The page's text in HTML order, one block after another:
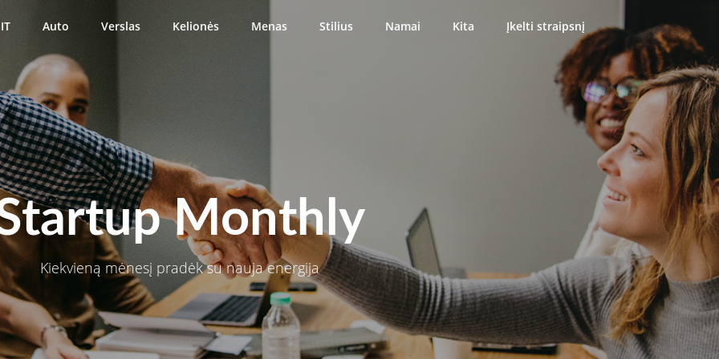
IT Auto Verslas Kelionės Menas Stilius Namai Kita Įkelti straipsnį
Monthly
Kiekvieną mėnesį pradėk su nauja energija